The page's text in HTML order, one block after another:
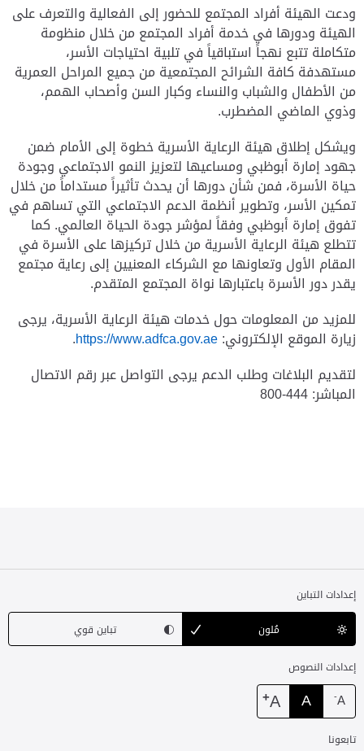
ودعت الهيئة أفراد المجتمع للحضور إلى الفعالية والتعرف على
الهيئة ودورها في خدمة أفراد المجتمع من خلال منظومة
متكاملة تتبع نهجاً استباقياً في تلبية احتياجات الأسر،
مستهدفة كافة الشرائح المجتمعية من جميع المراحل العمرية
من الأطفال والشباب والنساء وكبار السن وأصحاب الهمم،
وذوي الماضي المضطرب.
ويشكل إطلاق هيئة الرعاية الأسرية خطوة إلى الأمام ضمن
جهود إمارة أبوظبي ومساعيها لتعزيز النمو الاجتماعي وجودة
حياة الأسرة، فمن شأن دورها أن يحدث تأثيراً مستداماً من خلال
تمكين الأسر، وتطوير أنظمة الدعم الاجتماعي التي تساهم في
تفوق إمارة أبوظبي وفقاً لمؤشر جودة الحياة العالمي. كما
تتطلع هيئة الرعاية الأسرية من خلال تركيزها على الأسرة في
المقام الأول وتعاونها مع الشركاء المعنيين إلى رعاية مجتمع
يقدر دور الأسرة باعتبارها نواة المجتمع المتقدم.
للمزيد من المعلومات حول خدمات هيئة الرعاية الأسرية، يرجى
زيارة الموقع الإلكتروني:https://www.adfca.gov.ae
.
لتقديم البلاغات وطلب الدعم يرجى التواصل عبر رقم الاتصال
المباشر:800-444
إعدادات التباين
مُلون
تباين قوي
إعدادات النصوص
A
-
A
A
+
تابعونا